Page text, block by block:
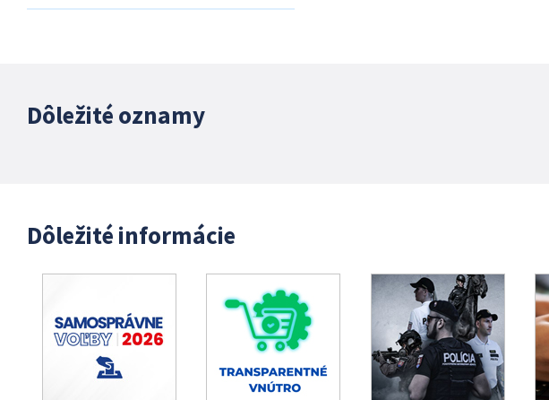
Dôležité oznamy
Dôležité informácie